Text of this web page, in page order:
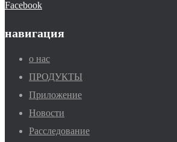
Facebook
навигация
о нас
ПРОДУКТЫ
Приложение
Новости
Расследование